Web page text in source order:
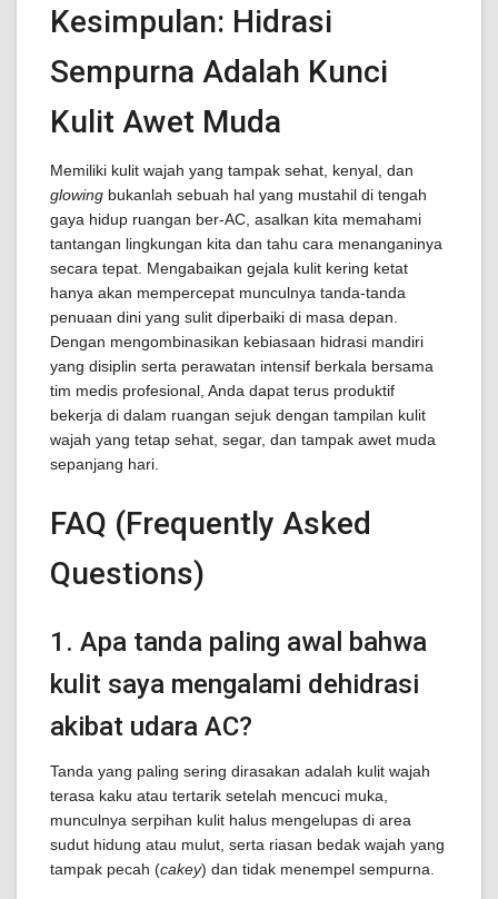
Kesimpulan: Hidrasi
Sempurna Adalah Kunci
Kulit Awet Muda
Memiliki kulit wajah yang tampak sehat, kenyal, dan
glowing bukanlah sebuah hal yang mustahil di tengah
gaya hidup ruangan ber-AC, asalkan kita memahami
tantangan lingkungan kita dan tahu cara menanganinya
secara tepat. Mengabaikan gejala kulit kering ketat
hanya akan mempercepat munculnya tanda-tanda
penuaan dini yang sulit diperbaiki di masa depan.
Dengan mengombinasikan kebiasaan hidrasi mandiri
yang disiplin serta perawatan intensif berkala bersama
tim medis profesional, Anda dapat terus produktif
bekerja di dalam ruangan sejuk dengan tampilan kulit
wajah yang tetap sehat, segar, dan tampak awet muda
sepanjang hari.
FAQ (Frequently Asked
Questions)
1. Apa tanda paling awal bahwa
kulit saya mengalami dehidrasi
akibat udara AC?
Tanda yang paling sering dirasakan adalah kulit wajah
terasa kaku atau tertarik setelah mencuci muka,
munculnya serpihan kulit halus mengelupas di area
sudut hidung atau mulut, serta riasan bedak wajah yang
tampak pecah (cakey) dan tidak menempel sempurna.